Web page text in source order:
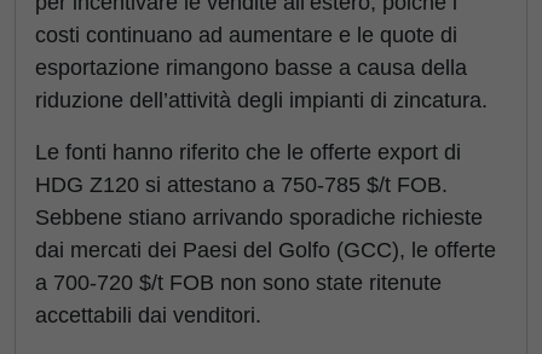
costi continuano ad aumentare e le quote di
esportazione rimangono basse a causa della
riduzione dell’attività degli impianti di zincatura.
Le fonti hanno riferito che le offerte export di
HDG Z120 si attestano a 750-785 $/t FOB.
Sebbene stiano arrivando sporadiche richieste
dai mercati dei Paesi del Golfo (GCC), le offerte
a 700-720 $/t FOB non sono state ritenute
accettabili dai venditori.